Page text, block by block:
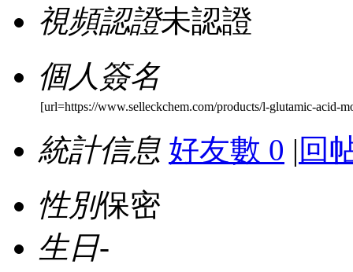
視頻認證未認證
個人簽名
[url=https://www.selleckchem.com/products/l-glutamic-acid-
統計信息 好友數 0 | 回
性別保密
生日-